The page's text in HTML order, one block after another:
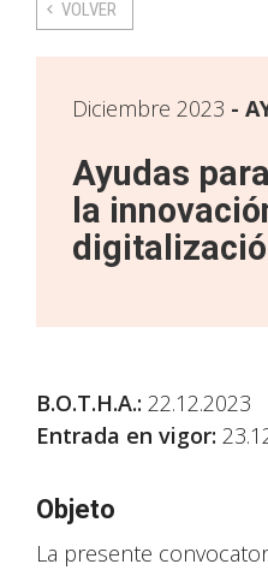
VOLVER
Diciembre 2023
Ayudas
la
B.O.T.H.A.: 22.12.2023
Entrada en vigor:
Objeto
La presente